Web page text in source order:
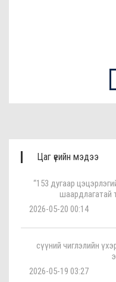
Цаг үеийн мэдээ
“153 дугаар
шаардлагатай
2026-05-20 00:14
сүүний чиглэлийн
2026-05-19 03:27